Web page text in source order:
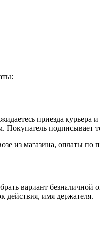
приезда курьера
Покупатель подписывает
из магазина, оплаты по
вариант
действия, имя держателя.